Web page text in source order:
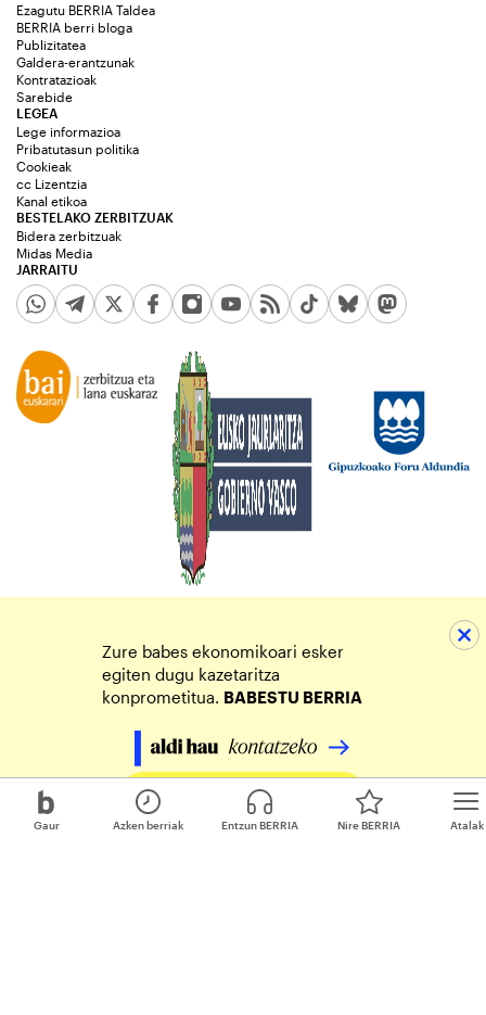
Gaur Atalak
Azken berriak Entzun BERRIA Nire BERRIA
Ezagutu BERRIA Taldea
BERRIA berri bloga
Publizitatea
Galdera-erantzunak
Kontratazioak
Sarebide
JARRAITU
LEGEA
Lege informazioa
Pribatutasun politika
Cookieak
cc Lizentzia
Kanal etikoa
BESTELAKO ZERBITZUAK
Bidera zerbitzuak
Midas Media
Zure babes ekonomikoari esker
egiten dugu kazetaritza
konprometitua. BABESTU BERRIA
Egin zure ekarpena